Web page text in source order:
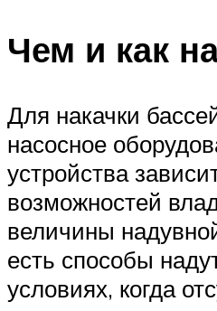
Чем и как
Для накачки
насосное
устройства
возможностей
величины
есть способы
условиях, когда